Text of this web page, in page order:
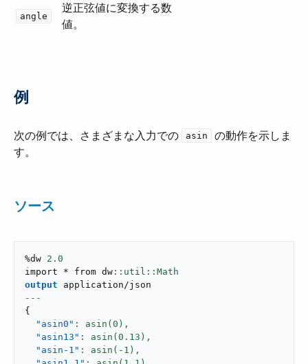
angle
逆正弦値に変換する数
値。
例
次の例では、さまざまな入力での ​ asin
​ の動作を示しま
す。
ソース
%dw 2.0
import * from dw
output
application/json
---
{
"asin0" : asin( 0 ),
"asin13" : asin( 0.13 ),
"asin-1" : asin(- 1 ),